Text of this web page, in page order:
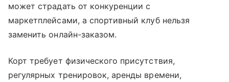
может страдать от конкуренции с
маркетплейсами, а спортивный клуб нельзя
заменить онлайн-заказом.
Корт требует физического присутствия,
регулярных тренировок, аренды времени,